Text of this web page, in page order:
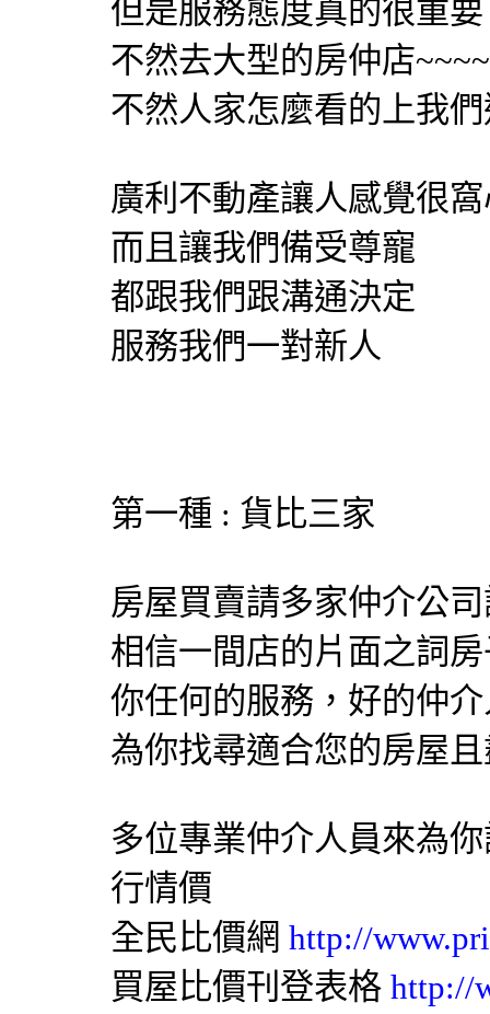
但是服務態度真的很重要
不然去大型的房仲店
不然人家怎麼看的上我
廣利不動產讓人感覺很
而且讓我們備受尊寵
都跟我們跟溝通決定
服務我們一對新人
第一種 : 貨比三家
房屋買賣請多家仲介公
相信一間店的片面之詞
你任何的服務，好的仲
為你找尋適合您的房屋
多位專業仲介人員來為
行情價
全民比價網 http://
買屋比價刊登表格 http://